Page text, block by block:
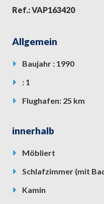
Ref.: VAP163420
Allgemein
Baujahr : 1990
: 1
Flughafen: 25 km
innerhalb
Möbliert
Schlafzimmer (mit
Kamin